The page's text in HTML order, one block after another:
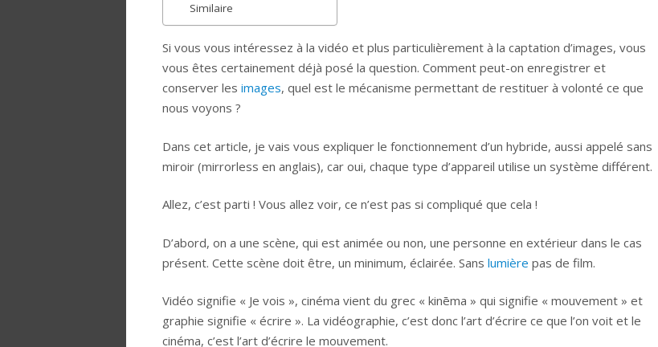
Similaire
Si vous vous intéressez à la vidéo et plus particulièrement à la captation d’images, vous
vous êtes certainement déjà posé la question. Comment peut-on enregistrer et
conserver les images, quel est le mécanisme permettant de restituer à volonté ce que
nous voyons ?
Dans cet article, je vais vous expliquer le fonctionnement d’un hybride, aussi appelé sans
miroir (mirrorless en anglais), car oui, chaque type d’appareil utilise un système différent.
Allez, c’est parti ! Vous allez voir, ce n’est pas si compliqué que cela !
D’abord, on a une scène, qui est animée ou non, une personne en extérieur dans le cas
présent. Cette scène doit être, un minimum, éclairée. Sans lumière pas de film.
Vidéo signifie « Je vois », cinéma vient du grec « kinēma » qui signifie « mouvement » et
graphie signifie « écrire ». La vidéographie, c’est donc l’art d’écrire ce que l’on voit et le
cinéma, c’est l’art d’écrire le mouvement.